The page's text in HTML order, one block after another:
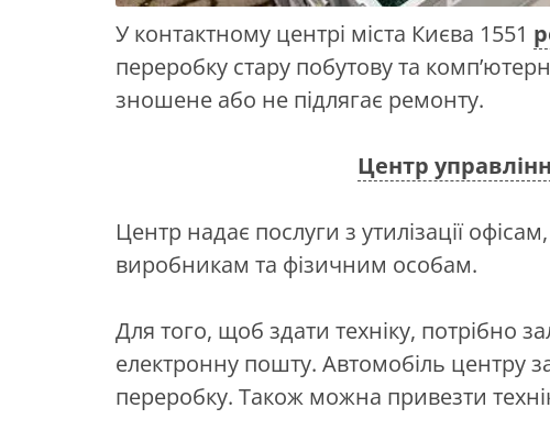
У контактному центрі міста Києва 1551
переробку стару побутову та
зношене або не підлягає ремонту.
Центр
Центр надає послуги з утилізації
виробникам та фізичним особам.
Для того, щоб здати техніку, потрібно
електронну пошту. Автомобіль центру
переробку. Також можна привезти